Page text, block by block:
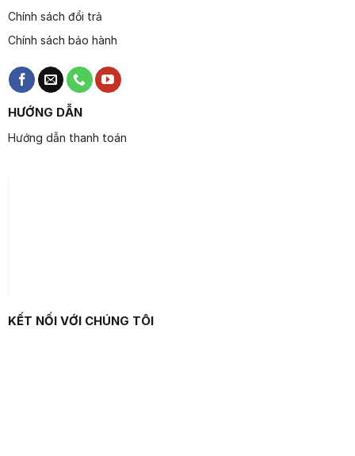
Chính sách đổi trả
Chính sách bảo hành
HƯỚNG DẪN
Hướng dẫn thanh toán
KẾT NỐI VỚI CHÚNG TÔI